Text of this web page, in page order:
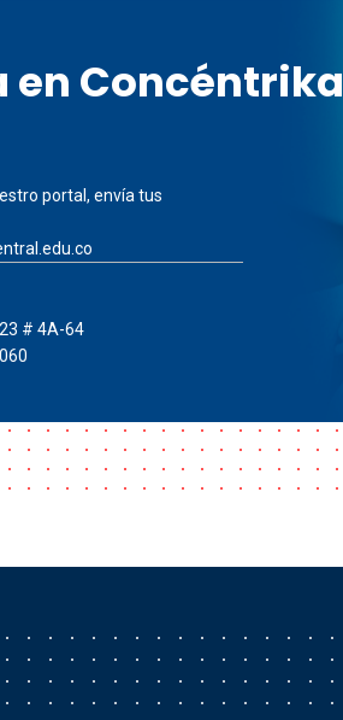
en Concéntrika
portal, envía tus
# 4A-64